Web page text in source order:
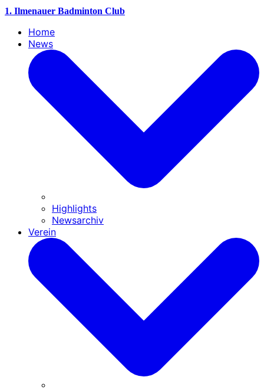
1. Ilmenauer Badminton Club
Home
News
Highlights
Newsarchiv
Verein